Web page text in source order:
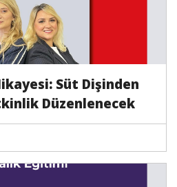
Süt Dişinden
Düzenlenecek